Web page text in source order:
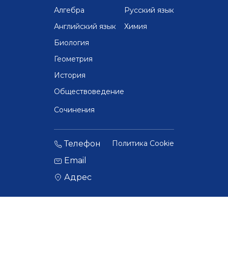
Алгебра
Английский язык
Биология
Геометрия
История
Обществоведение
Русский язык
Химия
Сочинения
Политика Cookie
Телефон
Email
Адрес